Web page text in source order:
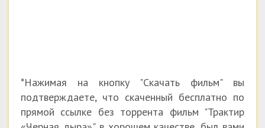
*Нажимая на кнопку "Скачать фильм" вы
подтверждаете, что скаченный бесплатно по
прямой ссылке без торрента фильм "Трактир